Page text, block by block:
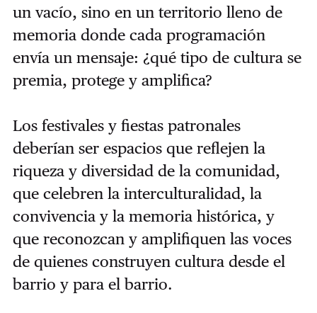
un vacío, sino en un territorio lleno de
memoria donde cada programación
envía un mensaje: ¿qué tipo de cultura se
premia, protege y amplifica?
Los festivales y fiestas patronales
deberían ser espacios que reflejen la
riqueza y diversidad de la comunidad,
que celebren la interculturalidad, la
convivencia y la memoria histórica, y
que reconozcan y amplifiquen las voces
de quienes construyen cultura desde el
barrio y para el barrio.